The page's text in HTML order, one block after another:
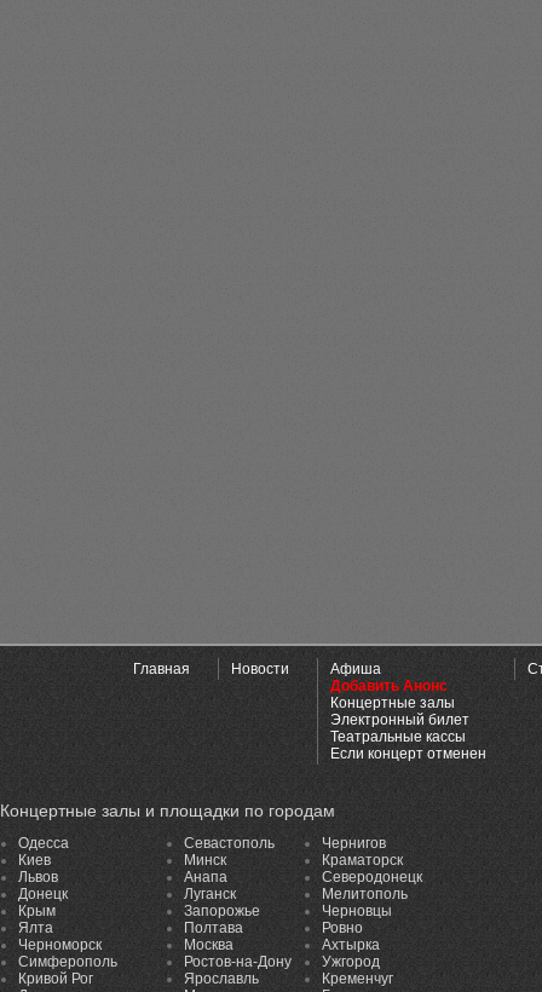
Главная Новости
Афиша
Добавить Анонс
Концертные залы
Электронный билет
Театральные кассы
Если концерт отменен
Концертные залы и площадки по городам
Одесса
Киев
Львов
Донецк
Крым
Ялта
Черноморск
Симферополь
Кривой Рог
Севастополь
Минск
Анапа
Луганск
Запорожье
Полтава
Москва
Ростов-на-Дону
Ярославль
Чернигов
Краматорск
Северодонецк
Мелитополь
Черновцы
Ровно
Ахтырка
Ужгород
Кременчуг